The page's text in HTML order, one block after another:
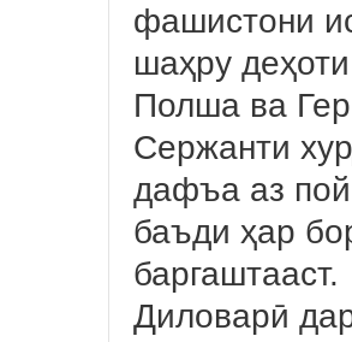
фашистони
шаҳру
Полша ва
Сержанти
дафъа аз
баъди ҳар
баргаштааст.
Диловарӣ